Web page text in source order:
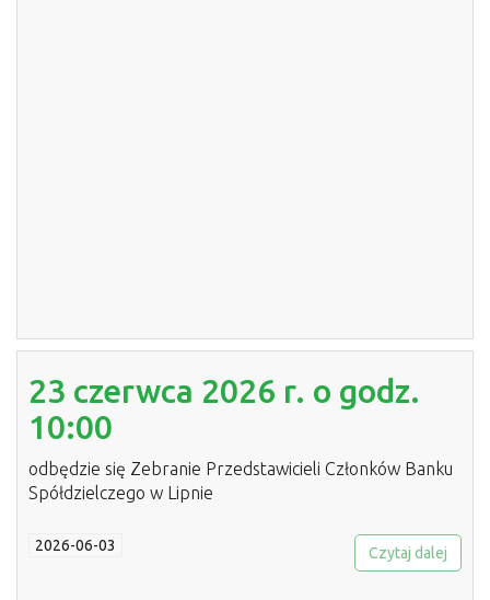
23 czerwca 2026 r. o godz.
10:00
odbędzie się Zebranie Przedstawicieli Członków Banku
Spółdzielczego w Lipnie
2026-06-03 Czytaj dalej